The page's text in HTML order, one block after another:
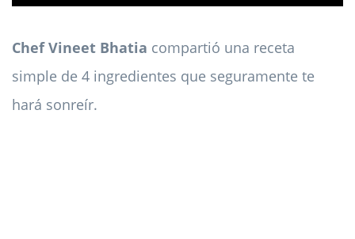
Chef Vineet Bhatia compartió una receta
simple de 4 ingredientes que seguramente te
hará sonreír.